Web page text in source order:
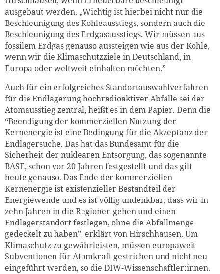
ausgebaut werden. „Wichtig ist hierbei nicht nur die
Beschleunigung des Kohleausstiegs, sondern auch die
Beschleunigung des Erdgasausstiegs. Wir müssen aus
fossilem Erdgas genauso aussteigen wie aus der Kohle,
wenn wir die Klimaschutzziele in Deutschland, in
Europa oder weltweit einhalten möchten.”
Auch für ein erfolgreiches Standortauswahlverfahren
für die Endlagerung hochradioaktiver Abfälle sei der
Atomausstieg zentral, heißt es in dem Papier. Denn die
“Beendigung der kommerziellen Nutzung der
Kernenergie ist eine Bedingung für die Akzeptanz der
Endlagersuche. Das hat das Bundesamt für die
Sicherheit der nuklearen Entsorgung, das sogenannte
BASE, schon vor 20 Jahren festgestellt und das gilt
heute genauso. Das Ende der kommerziellen
Kernenergie ist existenzieller Bestandteil der
Energiewende und es ist völlig undenkbar, dass wir in
zehn Jahren in die Regionen gehen und einen
Endlagerstandort festlegen, ohne die Abfallmenge
gedeckelt zu haben”, erklärt von Hirschhausen. Um
Klimaschutz zu gewährleisten, müssen europaweit
Subventionen für Atomkraft gestrichen und nicht neu
eingeführt werden, so die DIW-Wissenschaftler:innen.